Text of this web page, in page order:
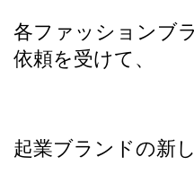
各ファッションブ
依頼を受けて、
起業ブランドの新